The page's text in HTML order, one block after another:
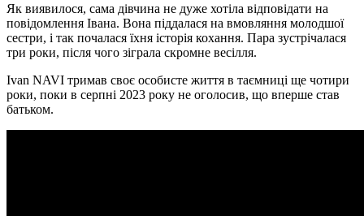
Як виявилося, сама дівчина не дуже хотіла відповідати на
повідомлення Івана. Вона піддалася на вмовляння молодшої
сестри, і так почалася їхня історія кохання. Пара зустрічалася
три роки, після чого зіграла скромне весілля.
Ivan NAVI тримав своє особисте життя в таємниці ще чотири
роки, поки в серпні 2023 року не оголосив, що вперше став
батьком.